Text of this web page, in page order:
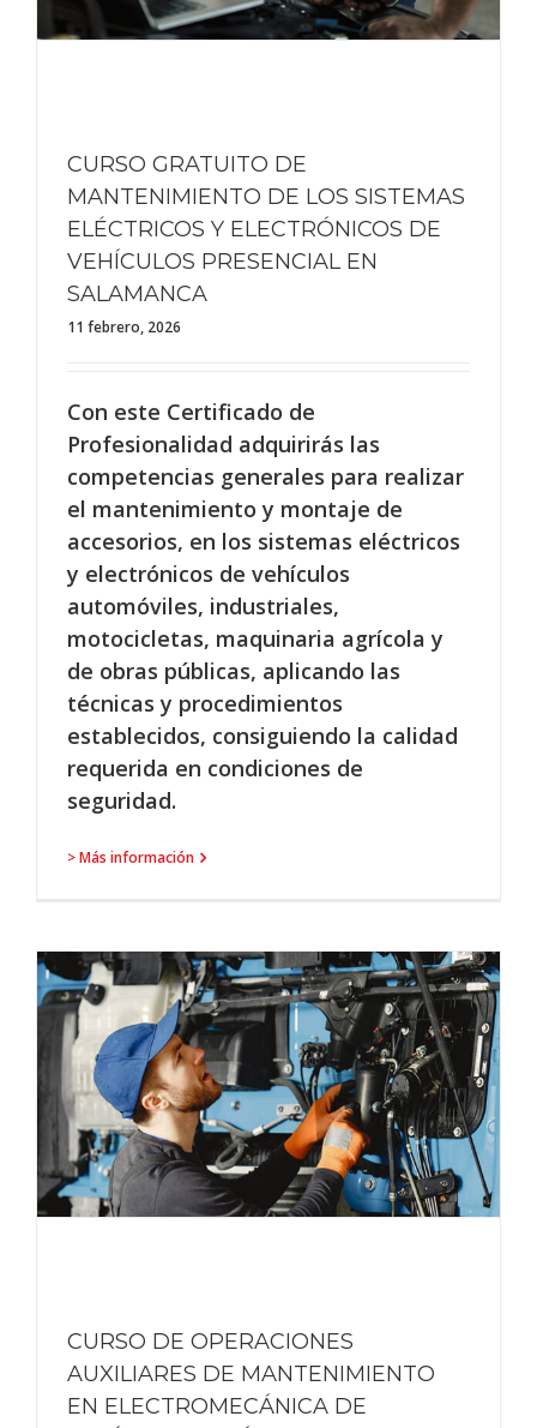
CURSO GRATUITO DE
MANTENIMIENTO DE LOS SISTEMAS
ELÉCTRICOS Y ELECTRÓNICOS DE
VEHÍCULOS PRESENCIAL EN
SALAMANCA
11 febrero, 2026
Con este Certificado de
Profesionalidad adquirirás las
competencias generales para realizar
el mantenimiento y montaje de
accesorios, en los sistemas eléctricos
y electrónicos de vehículos
automóviles, industriales,
motocicletas, maquinaria agrícola y
de obras públicas, aplicando las
técnicas y procedimientos
establecidos, consiguiendo la calidad
requerida en condiciones de
seguridad.
> Más información
CURSO DE OPERACIONES
AUXILIARES DE MANTENIMIENTO
EN ELECTROMECÁNICA DE